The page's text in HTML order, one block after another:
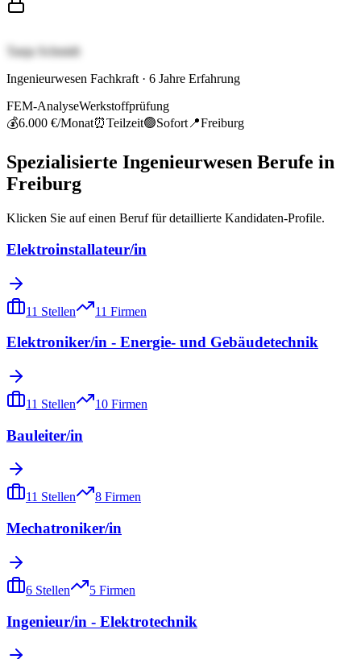
Tanja Schmidt
Ingenieurwesen Fachkraft · 6 Jahre Erfahrung
FEM-AnalyseWerkstoffprüfung
💰6.000 €/Monat⏰Teilzeit🟢Sofort 📍Freiburg
Spezialisierte Ingenieurwesen Berufe in
Freiburg
Klicken Sie auf einen Beruf für detaillierte Kandidaten-Profile.
Elektroinstallateur/in
11 Stellen 11 Firmen
Elektroniker/in - Energie- und Gebäudetechnik
11 Stellen 10 Firmen
Bauleiter/in
11 Stellen 8 Firmen
Mechatroniker/in
6 Stellen 5 Firmen
Ingenieur/in - Elektrotechnik